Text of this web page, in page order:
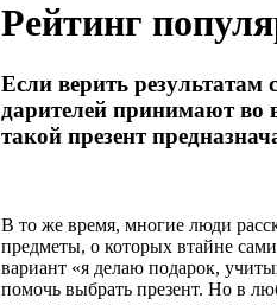
Рейтинг
Если верить результатам
дарителей принимают во
такой презент
В то же время, многие люди
предметы, о которых втайне
вариант «я делаю подарок,
помочь выбрать презент. Но в